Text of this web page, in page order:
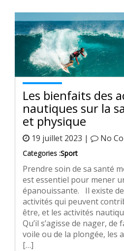
Les bienfaits des
nautiques sur la
et physique
19 juillet 2023 | No
Categories :Sport
Prendre soin de sa santé
est essentiel pour mener
épanouissante. Il existe
activités qui peuvent
être, et les activités
Qu’il s’agisse de nager,
voile ou de la plongée, les
[…]